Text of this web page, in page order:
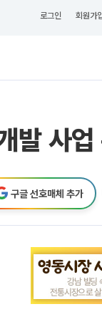
로그인 회원가
발 사
구글 선호매체 추가